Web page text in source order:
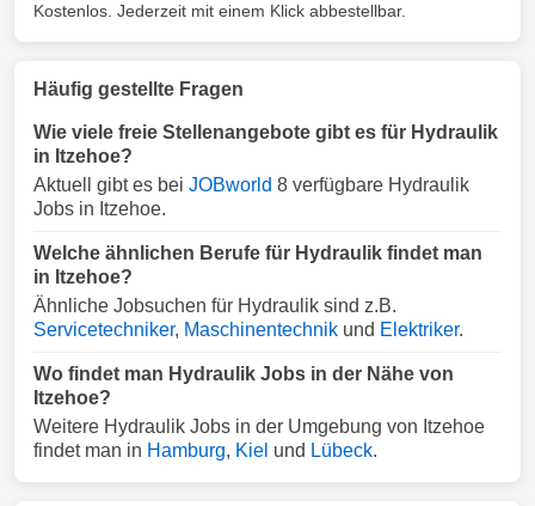
Kostenlos. Jederzeit mit einem Klick abbestellbar.
Häufig gestellte Fragen
Wie viele freie Stellenangebote gibt es für Hydraulik
in Itzehoe?
Aktuell gibt es bei JOBworld 8 verfügbare Hydraulik
Jobs in Itzehoe.
Welche ähnlichen Berufe für Hydraulik findet man
in Itzehoe?
Ähnliche Jobsuchen für Hydraulik sind z.B.
Servicetechniker, Maschinentechnik und Elektriker.
Wo findet man Hydraulik Jobs in der Nähe von
Itzehoe?
Weitere Hydraulik Jobs in der Umgebung von Itzehoe
findet man in Hamburg, Kiel und Lübeck.